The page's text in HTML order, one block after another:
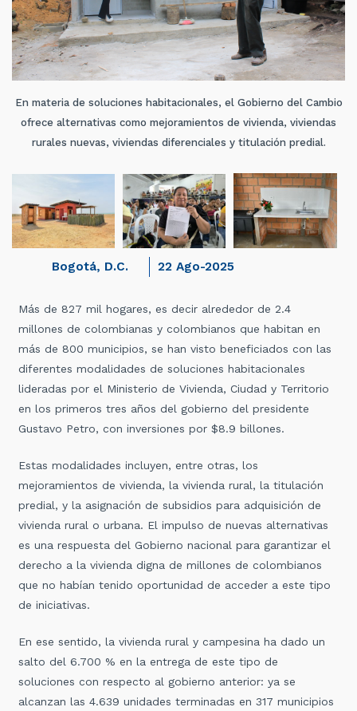
En materia de soluciones habitacionales, el Gobierno del Cambio
ofrece alternativas como mejoramientos de vivienda, viviendas
rurales nuevas, viviendas diferenciales y titulación predial.
Bogotá, D.C. 22 Ago-2025
Más de 827 mil hogares, es decir alrededor de 2.4
millones de colombianas y colombianos que habitan en
más de 800 municipios, se han visto beneficiados con las
diferentes modalidades de soluciones habitacionales
lideradas por el Ministerio de Vivienda, Ciudad y Territorio
en los primeros tres años del gobierno del presidente
Gustavo Petro, con inversiones por $8.9 billones.
Estas modalidades incluyen, entre otras, los
mejoramientos de vivienda, la vivienda rural, la titulación
predial, y la asignación de subsidios para adquisición de
vivienda rural o urbana. El impulso de nuevas alternativas
es una respuesta del Gobierno nacional para garantizar el
derecho a la vivienda digna de millones de colombianos
que no habían tenido oportunidad de acceder a este tipo
de iniciativas.
En ese sentido, la vivienda rural y campesina ha dado un
salto del 6.700 % en la entrega de este tipo de
soluciones con respecto al gobierno anterior: ya se
alcanzan las 4.639 unidades terminadas en 317 municipios